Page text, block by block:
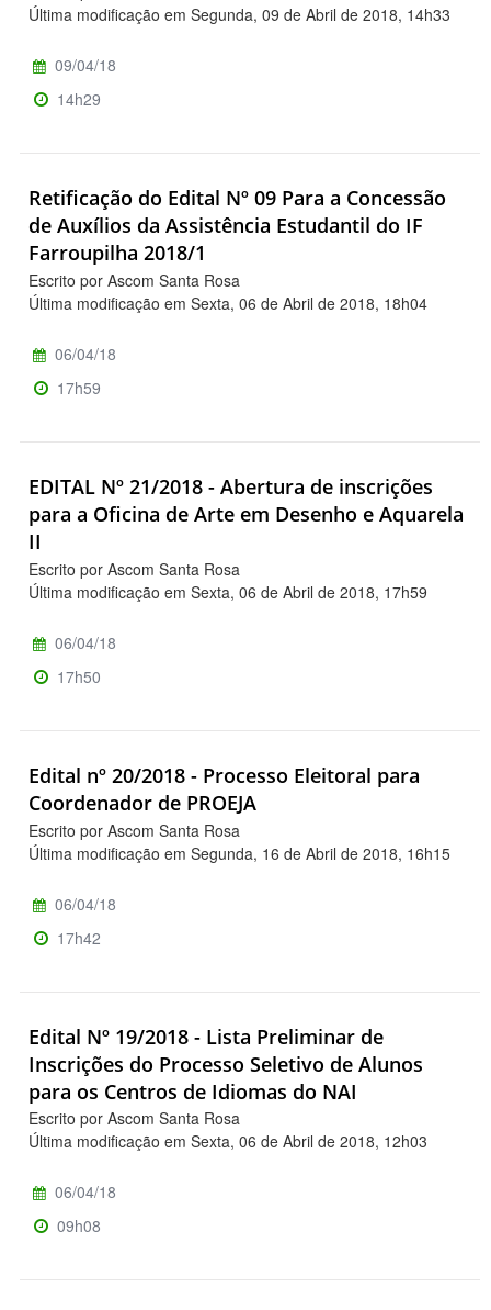
Última modificação em Segunda, 09 de Abril de 2018, 14h33
09/04/18
14h29
Retificação do Edital Nº 09 Para a Concessão
de Auxílios da Assistência Estudantil do IF
Farroupilha 2018/1
Escrito por Ascom Santa Rosa
Última modificação em Sexta, 06 de Abril de 2018, 18h04
06/04/18
17h59
EDITAL Nº 21/2018 - Abertura de inscrições
para a Oficina de Arte em Desenho e Aquarela
II
Escrito por Ascom Santa Rosa
Última modificação em Sexta, 06 de Abril de 2018, 17h59
06/04/18
17h50
Edital nº 20/2018 - Processo Eleitoral para
Coordenador de PROEJA
Escrito por Ascom Santa Rosa
Última modificação em Segunda, 16 de Abril de 2018, 16h15
06/04/18
17h42
Edital Nº 19/2018 - Lista Preliminar de
Inscrições do Processo Seletivo de Alunos
para os Centros de Idiomas do NAI
Escrito por Ascom Santa Rosa
Última modificação em Sexta, 06 de Abril de 2018, 12h03
06/04/18
09h08